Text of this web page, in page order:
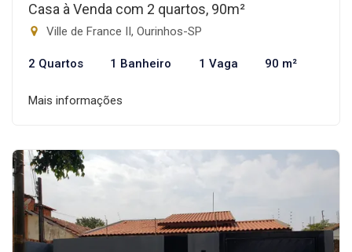
Casa à Venda com 2 quartos, 90m²
Ville de France II, Ourinhos-SP
2 Quartos 1 Banheiro 1 Vaga 90 m²
Mais informações